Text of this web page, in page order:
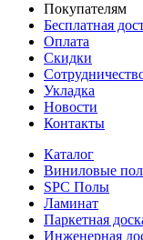
Покупателям
Бесплатная
Оплата
Скидки
Укладка
Новости
Контакты
Каталог
Виниловые
SPC Полы
Ламинат
Паркетная
Инженерная